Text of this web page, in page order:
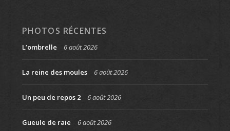
PHOTOS RÉCENTES
L’ombrelle 6 août 2026
La reine des moules 6 août 2026
Un peu de repos 2 6 août 2026
Gueule de raie 6 août 2026